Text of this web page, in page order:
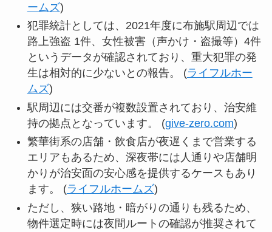
ームズ)
犯罪統計としては、2021年度に布施駅周辺では
路上強盗 1件、女性被害（声かけ・盗撮等）4件
というデータが確認されており、重大犯罪の発
生は相対的に少ないとの報告。 (ライフルホー
ムズ)
駅周辺には交番が複数設置されており、治安維
持の拠点となっています。 (give-zero.com)
繁華街系の店舗・飲食店が夜遅くまで営業する
エリアもあるため、深夜帯には人通りや店舗明
かりが治安面の安心感を提供するケースもあり
ます。 (ライフルホームズ)
ただし、狭い路地・暗がりの通りも残るため、
物件選定時には夜間ルートの確認が推奨されて